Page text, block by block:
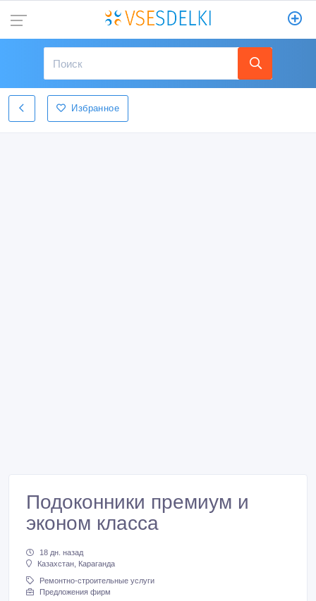
Избранное
Подоконники премиум и
эконом класса
18 дн. назад
Казахстан, Караганда
Ремонтно-строительные услуги
Предложения фирм